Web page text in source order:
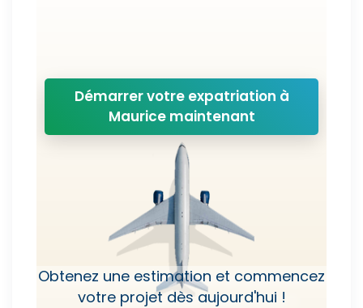
Démarrer votre expatriation à
Maurice maintenant
Obtenez une estimation et commencez
votre projet dès aujourd'hui !